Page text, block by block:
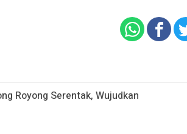
Royong Serentak, Wujudkan